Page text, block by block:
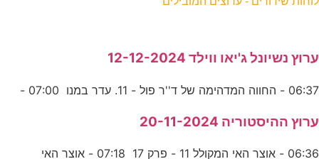
ערוץ נשיונל ג'יאו ווילד 12-12-2024
06:37 - החווה המדהימה של ד''ר פול - 11. עדר במנו 07:00 -
ערוץ ההיסטוריה 20-11-2024
06:36 - אוצר האי המקולל 11 - פרק 17 07:18 - אוצר האי